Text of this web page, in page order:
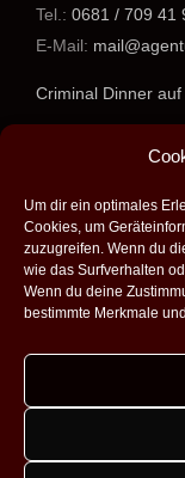
Um dir ein optimales
Cookies, um
zuzugreifen. Wenn du
wie das Surfverhalten
Wenn du deine
bestimmte Merkmale
Tel.: 0681 / 709 41
E-Mail:
Criminal Dinner
Alle Rechte
Fabian